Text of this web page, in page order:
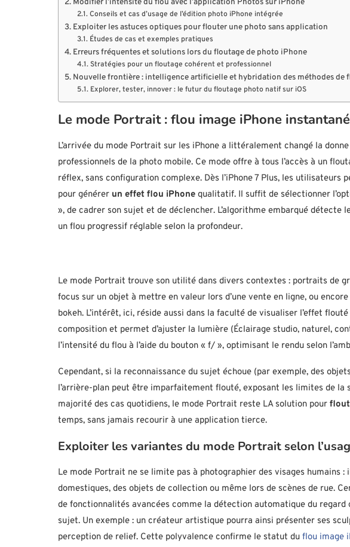
Modifier l’intensité du flou avec l’application Photos sur iPhone
Conseils et cas d’usage de l’édition photo iPhone intégrée
Exploiter les astuces optiques pour flouter une photo sans application
Études de cas et exemples pratiques
Erreurs fréquentes et solutions lors du floutage de photo iPhone
Stratégies pour un floutage cohérent et professionnel
Nouvelle frontière : intelligence artificielle et hybridation des méthodes de
Explorer, tester, innover : le futur du floutage photo natif sur iOS
Le mode Portrait : flou image iPhone
L’arrivée du mode Portrait sur les iPhone a littéralement changé la
professionnels de la photo mobile. Ce mode offre à tous l’accès à un
réflex, sans configuration complexe. Dès l’iPhone 7 Plus, les utilisateurs
pour générer un effet flou iPhone qualitatif. Il suffit de sélectionner
», de cadrer son sujet et de déclencher. L’algorithme embarqué détecte
un flou progressif réglable selon la profondeur.
Le mode Portrait trouve son utilité dans divers contextes : portraits de
focus sur un objet à mettre en valeur lors d’une vente en ligne, ou
bokeh. L’intérêt, ici, réside aussi dans la faculté de visualiser l’effet
composition et permet d’ajuster la lumière (Éclairage studio, naturel,
l’intensité du flou à l’aide du bouton « f/ », optimisant le rendu selon
Cependant, si la reconnaissance du sujet échoue (par exemple, des
l’arrière-plan peut être imparfaitement flouté, exposant les limites de la
majorité des cas quotidiens, le mode Portrait reste LA solution pour
temps, sans jamais recourir à une application tierce.
Exploiter les variantes du mode Portrait selon
Le mode Portrait ne se limite pas à photographier des visages humains
domestiques, des objets de collection ou même lors de scènes de rue.
de fonctionnalités avancées comme la détection automatique du
sujet. Un exemple : un créateur artistique pourra ainsi présenter ses
perception de relief. Cette polyvalence confirme le statut du flou image